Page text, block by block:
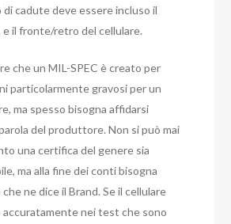
cadute deve essere incluso il
e il fronte/retro del cellulare.
che un MIL-SPEC è creato per
particolarmente gravosi per un
ma spesso bisogna affidarsi
del produttore. Non si può mai
una certifica del genere sia
ma alla fine dei conti bisogna
ne dice il Brand. Se il cellulare
nei test che sono